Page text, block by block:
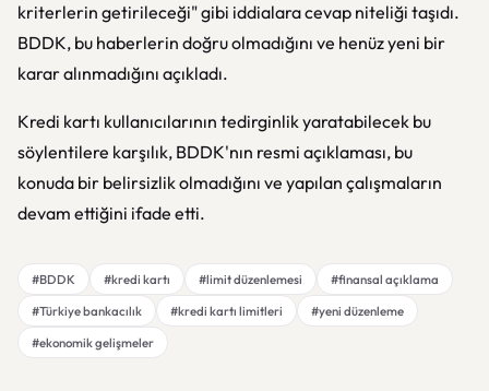
kriterlerin getirileceği" gibi iddialara cevap niteliği taşıdı.
BDDK, bu haberlerin doğru olmadığını ve henüz yeni bir
karar alınmadığını açıkladı.
Kredi kartı kullanıcılarının tedirginlik yaratabilecek bu
söylentilere karşılık, BDDK'nın resmi açıklaması, bu
konuda bir belirsizlik olmadığını ve yapılan çalışmaların
devam ettiğini ifade etti.
#BDDK #kredi kartı #limit düzenlemesi
#finansal açıklama
#Türkiye bankacılık
#kredi kartı limitleri
#yeni düzenleme
#ekonomik gelişmeler